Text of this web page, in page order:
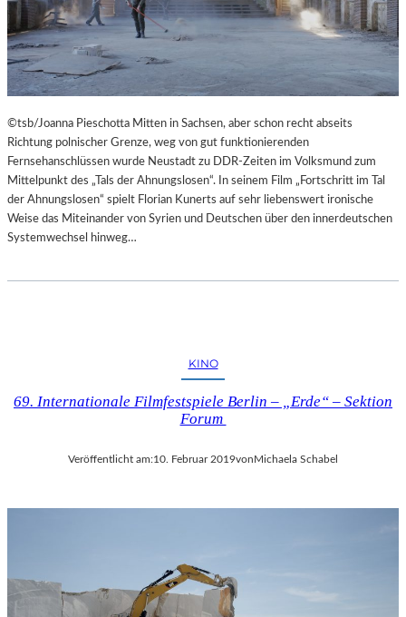
©tsb/Joanna Pieschotta Mitten in Sachsen, aber schon recht abseits
Richtung polnischer Grenze, weg von gut funktionierenden
Fernsehanschlüssen wurde Neustadt zu DDR-Zeiten im Volksmund zum
Mittelpunkt des „Tals der Ahnungslosen“. In seinem Film „Fortschritt im Tal
der Ahnungslosen“ spielt Florian Kunerts auf sehr liebenswert ironische
Weise das Miteinander von Syrien und Deutschen über den innerdeutschen
Systemwechsel hinweg…
KINO
69. Internationale Filmfestspiele Berlin – „Erde“ – Sektion
Forum
Veröffentlicht am:10. Februar 2019vonMichaela Schabel